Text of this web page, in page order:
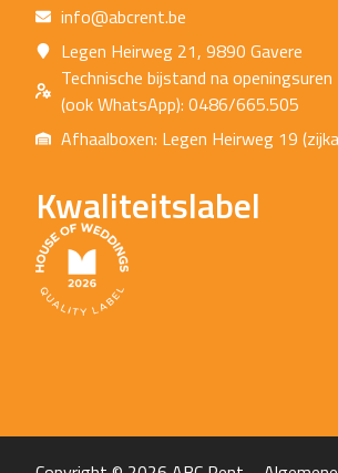
info@abcrent.be
Legen Heirweg 21, 9890 Gavere
Technische bijstand na openingsuren
(ook WhatsApp): 0486/665.505
Afhaalboxen: Legen Heirweg 19
Kwaliteitslabel